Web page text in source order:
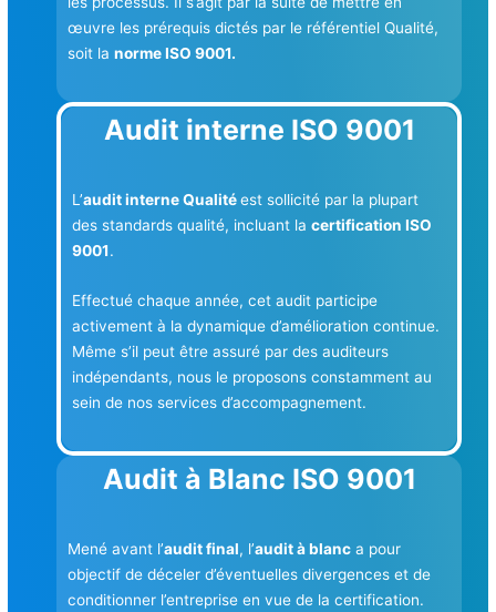
œuvre les prérequis dictés par le référentiel Qualité,
soit lanorme ISO 9001.
Audit interne ISO 9001
L’audit interne Qualitéest sollicité par la plupart
des standards qualité, incluant lacertification ISO
9001.
Effectué chaque année, cet audit participe
activement à la dynamique d’amélioration continue.
Même s’il peut être assuré par des auditeurs
indépendants, nous le proposons constamment au
sein de nos services d’accompagnement.
Audit à Blanc ISO 9001
Mené avant l’audit final, l’audit à blanc a pour
objectif de déceler d’éventuelles divergences et de
conditionner l’entreprise en vue de la certification.